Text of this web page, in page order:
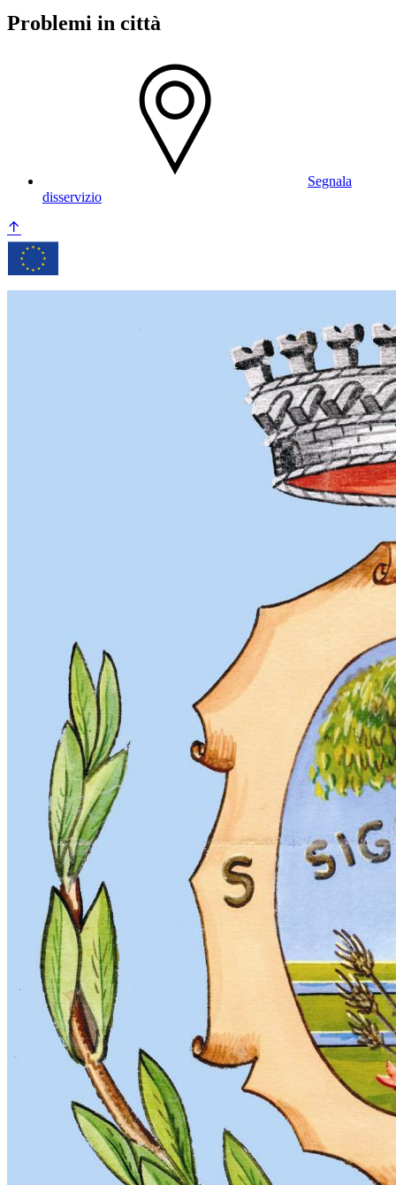
Problemi in città
Segnala
disservizio